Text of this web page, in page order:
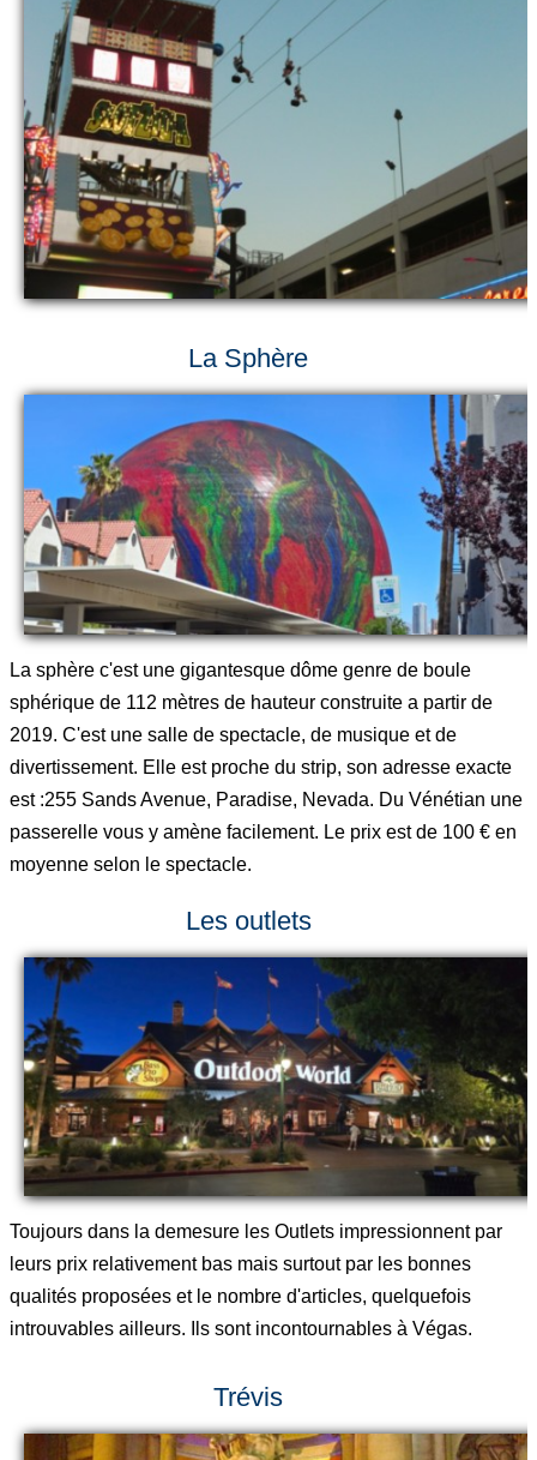
La Sphère
La sphère c'est une gigantesque dôme genre de boule
sphérique de 112 mètres de hauteur construite a partir de
2019. C'est une salle de spectacle, de musique et de
divertissement. Elle est proche du strip, son adresse exacte
est :255 Sands Avenue, Paradise, Nevada. Du Vénétian une
passerelle vous y amène facilement. Le prix est de 100 € en
moyenne selon le spectacle.
Les outlets
Toujours dans la demesure les Outlets impressionnent par
leurs prix relativement bas mais surtout par les bonnes
qualités proposées et le nombre d'articles, quelquefois
introuvables ailleurs. Ils sont incontournables à Végas.
Trévis